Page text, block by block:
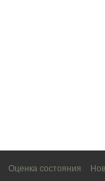
Оценка состояния